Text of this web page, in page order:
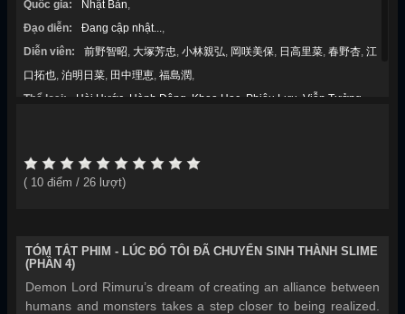
Quốc gia:
Nhật Bản,
Đạo diễn:
Đang cập nhật...,
Diễn viên:
前野智昭, 大塚芳忠, 小林親弘, 岡咲美保, 日高里菜, 春野杏, 江
口拓也, 泊明日菜, 田中理恵, 福島潤,
Thể loại:
Hài Hước Hành Động Khoa Học Phiêu Lưu Viễn Tưởng
( 10 điểm / 26 lượt)
TÓM TẮT PHIM - LÚC ĐÓ TÔI ĐÃ CHUYỂN SINH THÀNH SLIME
(PHẦN 4)
Demon Lord Rimuru’s dream of creating an alliance between
humans and monsters takes a step closer to being realized.